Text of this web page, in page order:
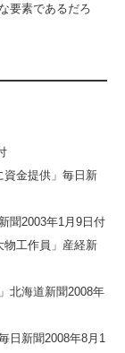
要素であるだろ
資金提供」毎日新
聞2003年1月9日付
物工作員」産経新
北海道新聞2008年
日新聞2008年8月1